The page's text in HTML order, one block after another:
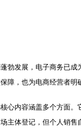
勃发展，电子商务已
障，也为电商经营者明
心内容涵盖多个方面
主体登记，但个人销